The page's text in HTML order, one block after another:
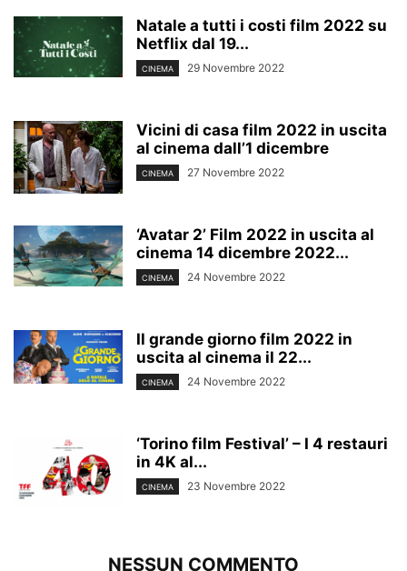
Natale a tutti i costi film 2022 su
Netflix dal 19...
CINEMA 29 Novembre 2022
Vicini di casa film 2022 in uscita
al cinema dall’1 dicembre
CINEMA 27 Novembre 2022
‘Avatar 2’ Film 2022 in uscita al
cinema 14 dicembre 2022...
CINEMA 24 Novembre 2022
Il grande giorno film 2022 in
uscita al cinema il 22...
CINEMA 24 Novembre 2022
‘Torino film Festival’ – I 4 restauri
in 4K al...
CINEMA 23 Novembre 2022
NESSUN COMMENTO